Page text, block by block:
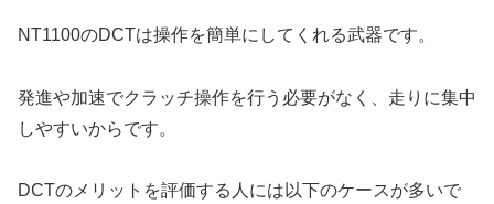
NT1100のDCTは操作を簡単にしてくれる武器です。
発進や加速でクラッチ操作を行う必要がなく、走りに集中
しやすいからです。
DCTのメリットを評価する人には以下のケースが多いで